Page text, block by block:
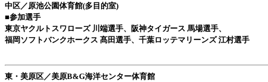
中区／原池公園体育館(多目的室)
■参加選手
東京ヤクルトスワローズ 川端選手、阪神タイガース 馬場選手、
福岡ソフトバンクホークス 髙田選手、千葉ロッテマリーンズ 江村選手
東・美原区／美原B&G海洋センター体育館